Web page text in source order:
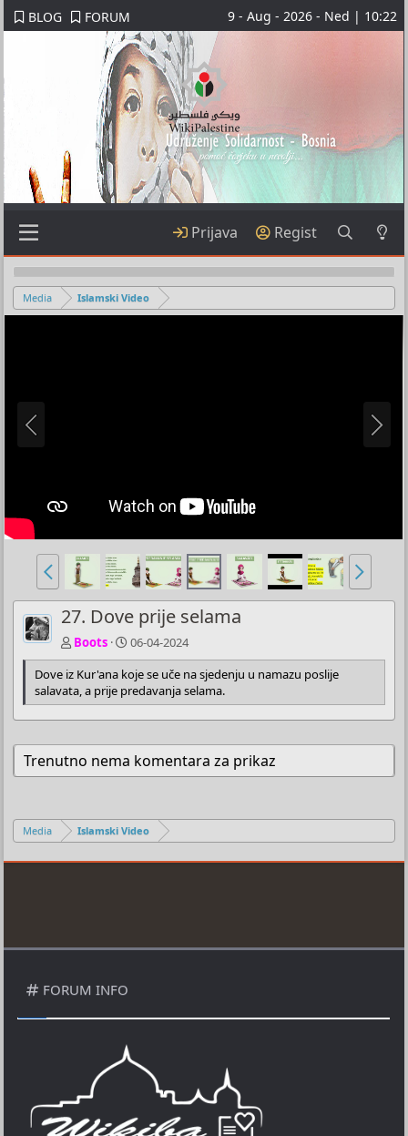
BLOG FORUM 9 - Aug - 2026 - Ned | 10:22
Prijava Regist
Media Islamski Video
27. Dove prije selama
Boots
06-04-2024
Dove iz Kur'ana koje se uče na sjedenju u namazu poslije
salavata, a prije predavanja selama.
Trenutno nema komentara za prikaz
Media Islamski Video
FORUM INFO